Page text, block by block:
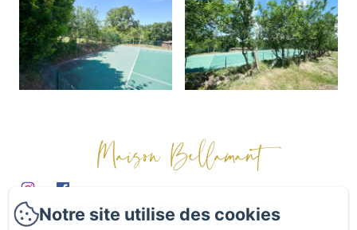
Maison Bellamant
Domaine
Notre site utilise des cookies